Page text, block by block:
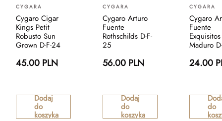
CYGARA
Cygaro Cigar
Kings Petit
Robusto Sun
Grown D-F-24
45.00 PLN
Dodaj
do
koszyka
CYGARA
Cygaro Arturo
Fuente
Rothschilds D-F-
25
56.00 PLN
Dodaj
do
koszyka
CYGARA
Cygaro
Fuente
Exquisitos
Maduro
24.00
do